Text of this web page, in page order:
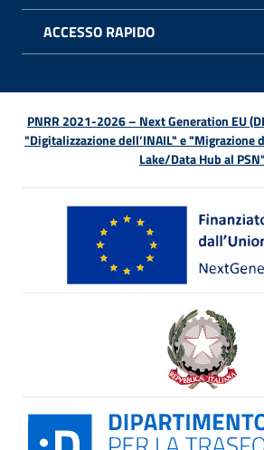
ACCESSO RAPIDO
PNRR 2021-2026 – Next Generation EU
"Digitalizzazione dell’INAIL" e "Migrazione
Lake/Data Hub al PSN"